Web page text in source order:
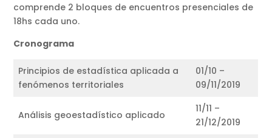
comprende 2 bloques de encuentros presenciales de
18hs cada uno.
Cronograma
Principios de estadística aplicada a
fenómenos territoriales
01/10 –
09/11/2019
Análisis geoestadístico aplicado
11/11 –
21/12/2019